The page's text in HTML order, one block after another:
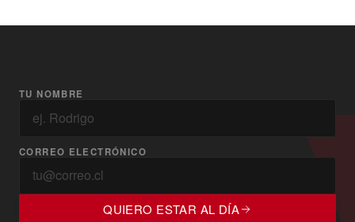
TU NOMBRE
CORREO ELECTRÓNICO
QUIERO ESTAR AL DÍA